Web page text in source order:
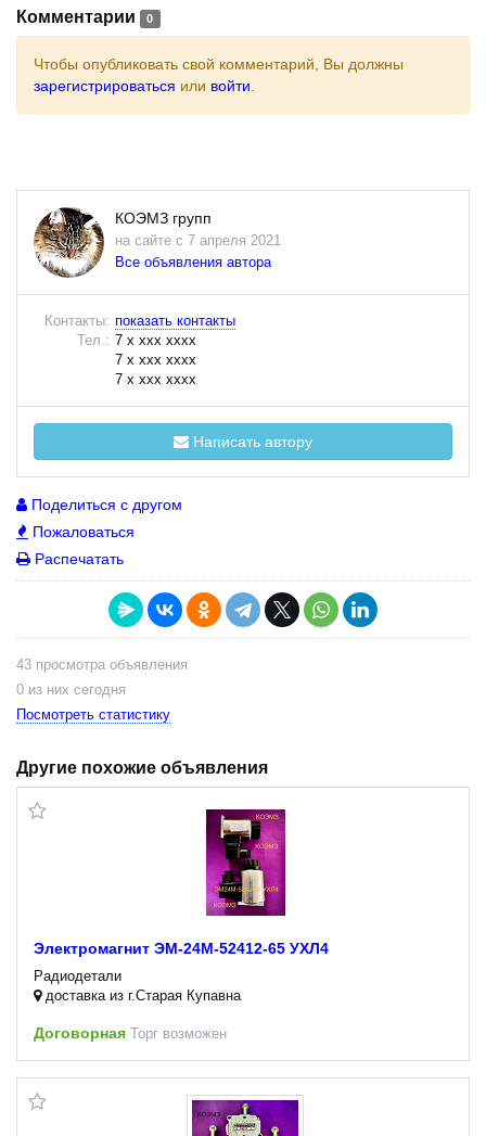
Комментарии 0
Чтобы опубликовать свой комментарий, Вы должны
зарегистрироваться или войти
КОЭМЗ групп
на сайте с 7 апреля 2021
Все объявления автора
Контакты: показать контакты
Тел.: 7 x xxx xxxx
7 x xxx xxxx
7 x xxx xxxx
Написать автору
Поделиться с другом
Пожаловаться
Распечатать
43 просмотра объявления
0 из них сегодня
Посмотреть статистику
Другие похожие объявления
Электромагнит ЭМ-24М-52412-65 УХЛ4
Радиодетали
доставка из г.Старая Купавна
Договорная Торг возможен